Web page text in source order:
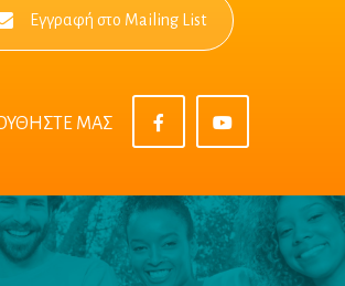
Εγγραφή στο Mailing List
ΜΑΣ